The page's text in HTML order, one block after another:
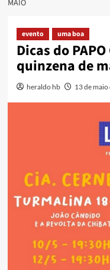
MAIO
evento uma boa
Dicas do
quinzena de
heraldo hb 13 de